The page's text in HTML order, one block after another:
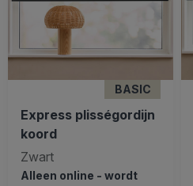
BASIC
Express plisségordijn
koord
Zwart
Alleen online - wordt